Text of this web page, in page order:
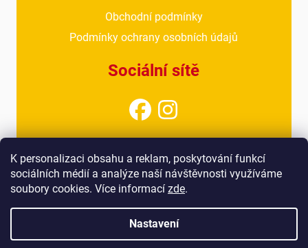
K personalizaci obsahu a reklam, poskytování funkcí
sociálních médií a analýze naší návštěvnosti využíváme
soubory cookies. Více informací zde.
Nastavení
Obchodní podmínky
Podmínky ochrany osobních údajů
Sociální sítě
info@drubezarnahoresovice.cz
Vytvořil Shoptet